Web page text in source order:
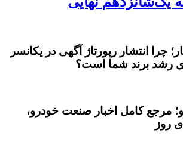
چرا انتشار رپورتاژ آگهی در یکانسر
رشد برند شما است؟
مرجع کامل اخبار صنعت خودرو،
روز